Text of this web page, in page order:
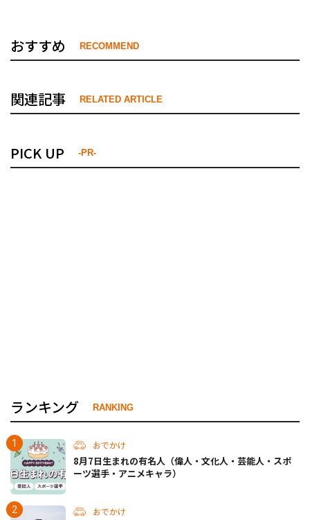
おすすめ RECOMMEND
関連記事 RELATED ARTICLE
PICK UP -PR-
ランキング RANKING
おでかけ
8月7日生まれの有名人（偉人・文化人・芸能人・スポ
ーツ選手・アニメキャラ）
おでかけ